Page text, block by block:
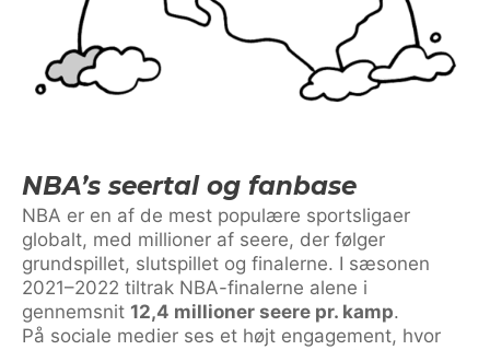
NBA’s seertal og fanbase
NBA er en af de mest populære sportsligaer
globalt, med millioner af seere, der følger
grundspillet, slutspillet og finalerne. I sæsonen
2021–2022 tiltrak NBA-finalerne alene i
gennemsnit 12,4 millioner seere pr. kamp.
På sociale medier ses et højt engagement, hvor